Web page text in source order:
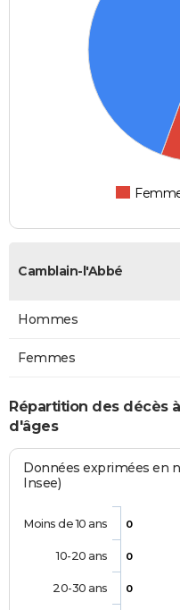
Camblain-l'Abbé
Hommes
Femmes
Répartition des décès
d'âges
Données exprimées en
Insee)
0
0
0
Moins de 10 ans
10-20 ans
20-30 ans